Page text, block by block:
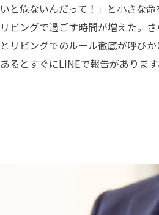
と危ないんだって！」と小さな
ビングで過ごす時間が増えた。
リビングでのルール徹底が呼び
るとすぐにLINEで報告がありま